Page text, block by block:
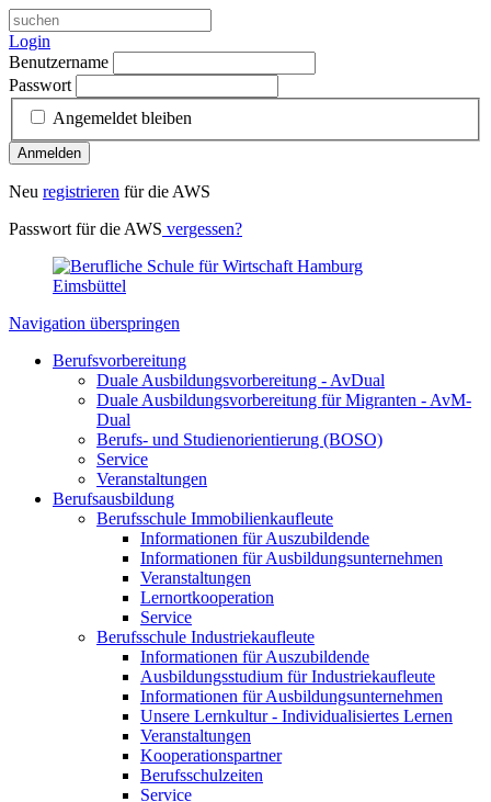
Login
Benutzername
Passwort
Angemeldet bleiben
Anmelden
Neu registrieren für die AWS
Passwort für die AWS vergessen?
Navigation überspringen
Berufsvorbereitung
Duale Ausbildungsvorbereitung - AvDual
Duale Ausbildungsvorbereitung für Migranten - AvM-
Dual
Berufs- und Studienorientierung (BOSO)
Service
Veranstaltungen
Berufsausbildung
Berufsschule Immobilienkaufleute
Informationen für Auszubildende
Informationen für Ausbildungsunternehmen
Veranstaltungen
Lernortkooperation
Service
Berufsschule Industriekaufleute
Informationen für Auszubildende
Ausbildungsstudium für Industriekaufleute
Informationen für Ausbildungsunternehmen
Unsere Lernkultur - Individualisiertes Lernen
Veranstaltungen
Kooperationspartner
Berufsschulzeiten
Service